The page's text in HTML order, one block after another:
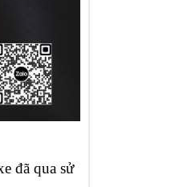
đã qua sử